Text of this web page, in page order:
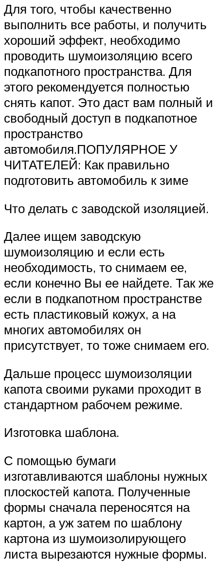
Для того, чтобы качественно
выполнить все работы, и получить
хороший эффект, необходимо
проводить шумоизоляцию всего
подкапотного пространства. Для
этого рекомендуется полностью
снять капот. Это даст вам полный и
свободный доступ в подкапотное
пространство
автомобиля.ПОПУЛЯРНОЕ У
ЧИТАТЕЛЕЙ: Как правильно
подготовить автомобиль к зиме
Что делать с заводской изоляцией.
Далее ищем заводскую
шумоизоляцию и если есть
необходимость, то снимаем ее,
если конечно Вы ее найдете. Так же
если в подкапотном пространстве
есть пластиковый кожух, а на
многих автомобилях он
присутствует, то тоже снимаем его.
Дальше процесс шумоизоляции
капота своими руками проходит в
стандартном рабочем режиме.
Изготовка шаблона.
С помощью бумаги
изготавливаются шаблоны нужных
плоскостей капота. Полученные
формы сначала переносятся на
картон, а уж затем по шаблону
картона из шумоизолирующего
листа вырезаются нужные формы.